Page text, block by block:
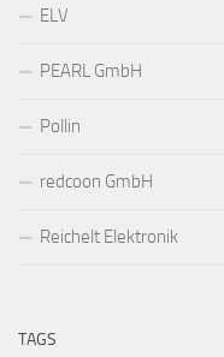
ELV
PEARL GmbH
Pollin
redcoon GmbH
Reichelt Elektronik
TAGS